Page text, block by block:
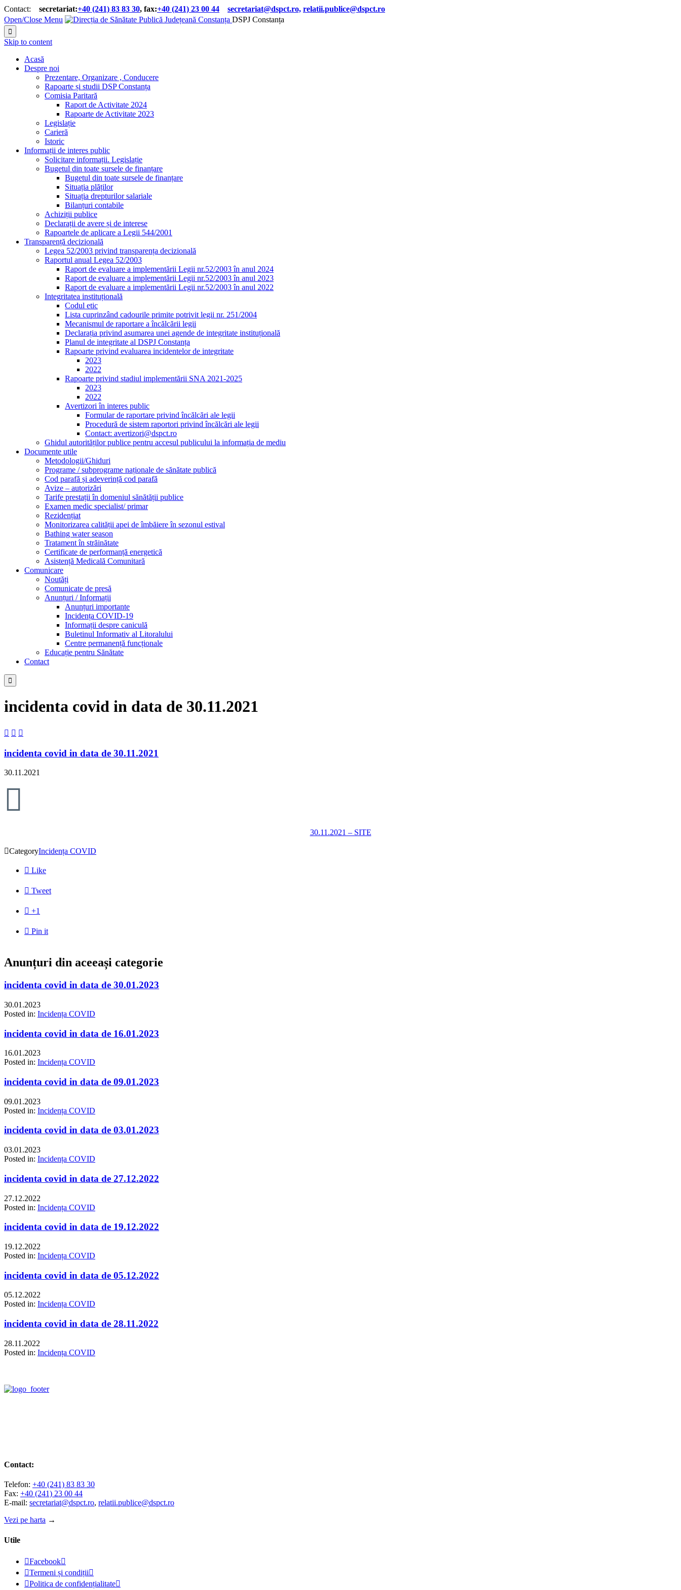
Contact: secretariat:+40 (241) 83 83 30, fax:+40 (241) 23 00 44 secretariat@dspct.ro, relatii.publice@dspct.ro
Open/Close Menu
DSPJ Constanța

Skip to content
Acasă
Despre noi
Prezentare, Organizare , Conducere
Rapoarte și studii DSP Constanța
Comisia Paritară
Raport de Activitate 2024
Rapoarte de Activitate 2023
Legislație
Carieră
Istoric
Informații de interes public
Solicitare informații. Legislație
Bugetul din toate sursele de finanțare
Bugetul din toate sursele de finanțare
Situația plăților
Situația drepturilor salariale
Bilanțuri contabile
Achiziții publice
Declarații de avere și de interese
Rapoartele de aplicare a Legii 544/2001
Transparență decizională
Legea 52/2003 privind transparența decizională
Raportul anual Legea 52/2003
Raport de evaluare a implementării Legii nr.52/2003 în anul 2024
Raport de evaluare a implementării Legii nr.52/2003 în anul 2023
Raport de evaluare a implementării Legii nr.52/2003 în anul 2022
Integritatea instituțională
Codul etic
Lista cuprinzând cadourile primite potrivit legii nr. 251/2004
Mecanismul de raportare a încălcării legii
Declarația privind asumarea unei agende de integritate instituțională
Planul de integritate al DSPJ Constanța
Rapoarte privind evaluarea incidentelor de integritate
2023
2022
Rapoarte privind stadiul implementării SNA 2021-2025
2023
2022
Avertizori în interes public
Formular de raportare privind încălcări ale legii
Procedură de sistem raportori privind încălcări ale legii
Contact: avertizori@dspct.ro
Ghidul autorităților publice pentru accesul publicului la informația de mediu
Documente utile
Metodologii/Ghiduri
Programe / subprograme naționale de sănătate publică
Cod parafă și adeverință cod parafă
Avize – autorizări
Tarife prestații în domeniul sănătății publice
Examen medic specialist/ primar
Rezidențiat
Monitorizarea calității apei de îmbăiere în sezonul estival
Bathing water season
Tratament în străinătate
Certificate de performanță energetică
Asistență Medicală Comunitară
Comunicare
Noutăți
Comunicate de presă
Anunțuri / Informații
Anunțuri importante
Incidența COVID-19
Informații despre caniculă
Buletinul Informativ al Litoralului
Centre permanență funcționale
Educație pentru Sănătate
Contact

incidenta covid in data de 30.11.2021
  
incidenta covid in data de 30.11.2021
30.11.2021

30.11.2021 – SITE
CategoryIncidența COVID
 Like
 Tweet
 +1
 Pin it
Anunțuri din aceeași categorie
incidenta covid in data de 30.01.2023
30.01.2023
Posted in: Incidența COVID
incidenta covid in data de 16.01.2023
16.01.2023
Posted in: Incidența COVID
incidenta covid in data de 09.01.2023
09.01.2023
Posted in: Incidența COVID
incidenta covid in data de 03.01.2023
03.01.2023
Posted in: Incidența COVID
incidenta covid in data de 27.12.2022
27.12.2022
Posted in: Incidența COVID
incidenta covid in data de 19.12.2022
19.12.2022
Posted in: Incidența COVID
incidenta covid in data de 05.12.2022
05.12.2022
Posted in: Incidența COVID
incidenta covid in data de 28.11.2022
28.11.2022
Posted in: Incidența COVID
Contact:
Telefon: +40 (241) 83 83 30
Fax: +40 (241) 23 00 44
E-mail: secretariat@dspct.ro, relatii.publice@dspct.ro
Vezi pe harta →
Utile
Facebook
Termeni și condiții
Politica de confidențialitate